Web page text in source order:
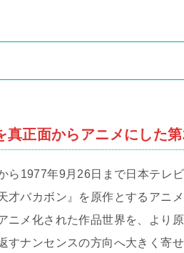
真正面からアニメにした
ら1977年9月26日まで日本テレ
才バカボン』を原作とするアニ
ニメ化された作品世界を、より
すナンセンスの方向へ大きく寄